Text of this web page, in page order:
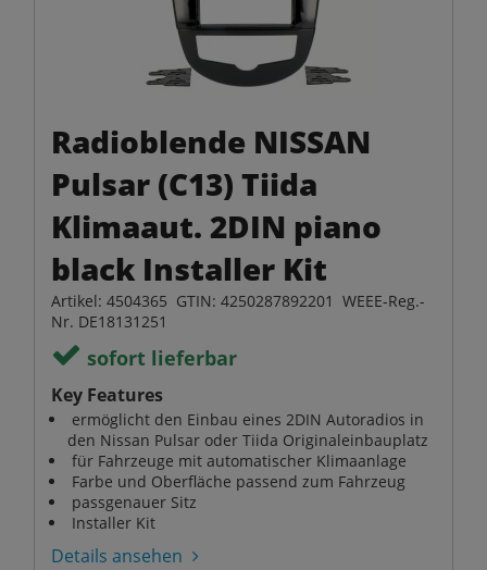
Radioblende NISSAN
Pulsar (C13) Tiida
Klimaaut. 2DIN piano
black Installer Kit
Artikel: 4504365 GTIN: 4250287892201 WEEE-Reg.-
Nr. DE18131251
sofort lieferbar
Key Features
ermöglicht den Einbau eines 2DIN Autoradios in
den Nissan Pulsar oder Tiida Originaleinbauplatz
für Fahrzeuge mit automatischer Klimaanlage
Farbe und Oberfläche passend zum Fahrzeug
passgenauer Sitz
Installer Kit
Details ansehen